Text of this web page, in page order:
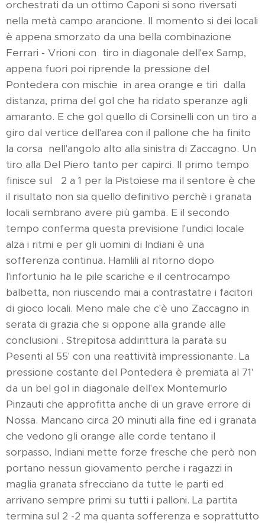
orchestrati da un ottimo Caponi si sono riversati
nella metà campo arancione. Il momento si dei locali
è appena smorzato da una bella combinazione
Ferrari - Vrioni con tiro in diagonale dell'ex Samp,
appena fuori poi riprende la pressione del
Pontedera con mischie in area orange e tiri dalla
distanza, prima del gol che ha ridato speranze agli
amaranto. E che gol quello di Corsinelli con un tiro a
giro dal vertice dell'area con il pallone che ha finito
la corsa nell'angolo alto alla sinistra di Zaccagno. Un
tiro alla Del Piero tanto per capirci. Il primo tempo
finisce sul 2 a 1 per la Pistoiese ma il sentore è che
il risultato non sia quello definitivo perchè i granata
locali sembrano avere più gamba. E il secondo
tempo conferma questa previsione l'undici locale
alza i ritmi e per gli uomini di Indiani è una
sofferenza continua. Hamlili al ritorno dopo
l'infortunio ha le pile scariche e il centrocampo
balbetta, non riuscendo mai a contrastatre i facitori
di gioco locali. Meno male che c'è uno Zaccagno in
serata di grazia che si oppone alla grande alle
conclusioni . Strepitosa addirittura la parata su
Pesenti al 55' con una reattività impressionante. La
pressione costante del Pontedera è premiata al 71'
da un bel gol in diagonale dell'ex Montemurlo
Pinzauti che approfitta anche di un grave errore di
Nossa. Mancano circa 20 minuti alla fine ed i granata
che vedono gli orange alle corde tentano il
sorpasso, Indiani mette forze fresche che però non
portano nessun giovamento perche i ragazzi in
maglia granata sfrecciano da tutte le parti ed
arrivano sempre primi su tutti i palloni. La partita
termina sul 2 -2 ma quanta sofferenza e soprattutto